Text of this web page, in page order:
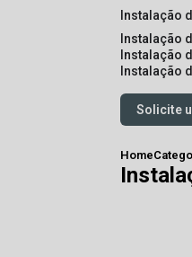
instalação
instalação
instalação
instalação
Solicite
Home